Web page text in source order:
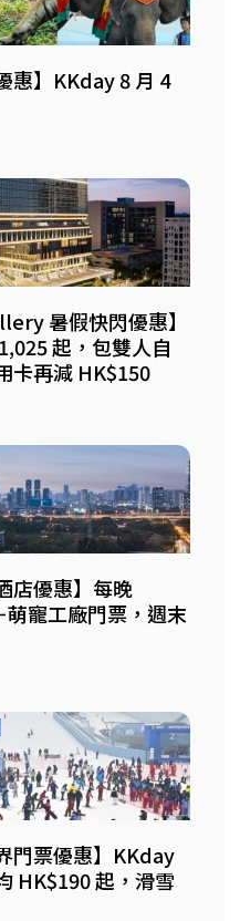
惠】KKday 8 月 4
暑假快閃優惠】
起，包雙人自
卡再減 HK$150
店優惠】每晚
寵工廠門票，週末
門票優惠】KKday
HK$190 起，滑雪